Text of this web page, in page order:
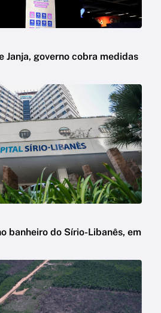
Janja, governo cobra medidas
banheiro do Sírio-Libanês, em